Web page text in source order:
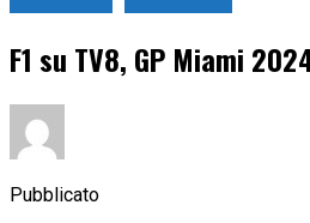
F1 su TV8, GP Miami
Pubblicato